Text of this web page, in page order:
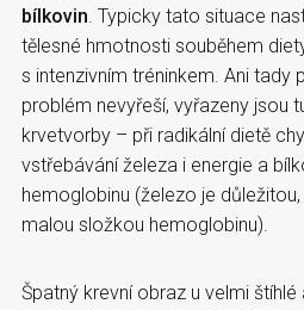
bílkovin. Typicky tato situace
tělesné hmotnosti souběhem
s intenzivním tréninkem. Ani tady
problém nevyřeší, vyřazeny jsou
krvetvorby – při radikální dietě
vstřebávání železa i energie a
hemoglobinu (železo je
malou složkou hemoglobinu).
Špatný krevní obraz u velmi